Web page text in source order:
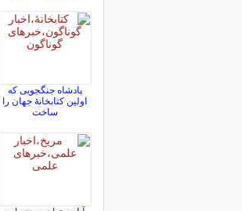
پادشاه جنگجویی که
اولین کتابخانۀ جهان را
ساخت